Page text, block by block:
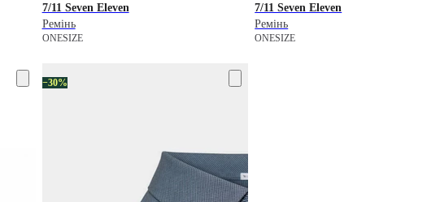
7/11 Seven Eleven
Ремінь
ONESIZE
7/11 Seven Eleven
Ремінь
ONESIZE
−30%